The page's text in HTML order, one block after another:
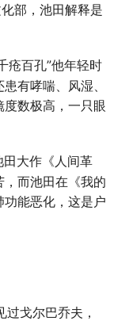
部，池田解释是
疮百孔”他年轻时
有哮喘、风湿、
数极高，一只眼
大作《人间革
而池田在《我的
能恶化，这是户
戈尔巴乔夫，